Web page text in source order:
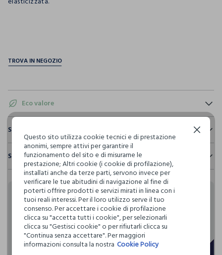
Eco valore
Per la realizzazione di questo capo sono stati
utilizzati123,97 litri dacqua
Emissioni di CO2
Per la realizzazione di questo capo sono stati
emessi0,77 kg di CO2
Circolarità
Indica quanto questo prodotto è facilmente
riciclabile
Sostenibilità e trasparenza
Sicurezza
Il 100% dei nostri articoli viene sottoposto a test chimico-
fisici, per verificarne il rispetto dei limiti che abbiamo
definito per l’uso di sostanze chimiche, talvolta anche più
restrittivi rispetto a quelli previsti dalla normativa
internazionale.
Clicca qui per vedere i dettagli
I nostri fornitori
XIAMEN HONESTY INDUSTRIAL CORP
Spedizione e resi
Hai fino a 30 giorni dalla consegna del tuo ordine online per
cambiare idea e restituire i prodotti che hai acquistato.
Rendi speciali i tuoi
acquisti
Blukids card e Blukids Club sono le carte fedeltà che
Questo sito utilizza cookie tecnici e di prestazione
anonimi, sempre attivi per garantire il
funzionamento del sito e di misurarne le
prestazione; Altri cookie (i cookie di profilazione),
installati anche da terze parti, servono invece per
verificare le tue abitudini di navigazione al fine di
poterti offrire prodotti e servizi mirati in linea con i
tuoi reali interessi. Per il loro utilizzo serve il tuo
consenso. Per accettare i cookie di profilazione
clicca su "accetta tutti i cookie", per selezionarli
clicca su "Gestisci cookie" o per rifiutarli clicca su
"Continua senza accettare". Per maggiori
informazioni consulta la nostra Cookie Policy
Continua senza accettare